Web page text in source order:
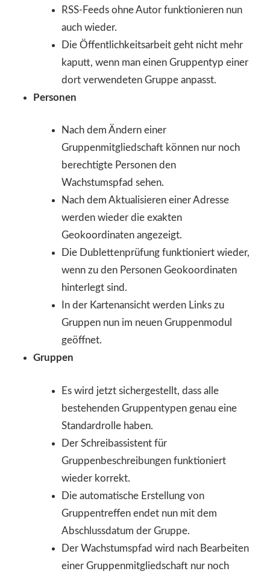
RSS-Feeds ohne Autor funktionieren nun
auch wieder.
Die Öffentlichkeitsarbeit geht nicht mehr
kaputt, wenn man einen Gruppentyp einer
dort verwendeten Gruppe anpasst.
Personen
Nach dem Ändern einer
Gruppenmitgliedschaft können nur noch
berechtigte Personen den
Wachstumspfad sehen.
Nach dem Aktualisieren einer Adresse
werden wieder die exakten
Geokoordinaten angezeigt.
Die Dublettenprüfung funktioniert wieder,
wenn zu den Personen Geokoordinaten
hinterlegt sind.
In der Kartenansicht werden Links zu
Gruppen nun im neuen Gruppenmodul
geöffnet.
Gruppen
Es wird jetzt sichergestellt, dass alle
bestehenden Gruppentypen genau eine
Standardrolle haben.
Der Schreibassistent für
Gruppenbeschreibungen funktioniert
wieder korrekt.
Die automatische Erstellung von
Gruppentreffen endet nun mit dem
Abschlussdatum der Gruppe.
Der Wachstumspfad wird nach Bearbeiten
einer Gruppenmitgliedschaft nur noch